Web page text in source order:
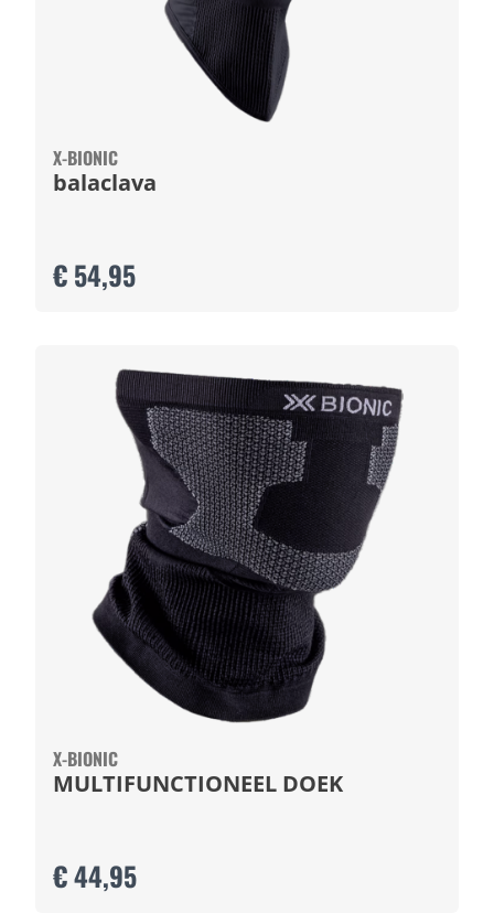
X-BIONIC
balaclava
€ 54,95
X-BIONIC
MULTIFUNCTIONEEL DOEK
€ 44,95